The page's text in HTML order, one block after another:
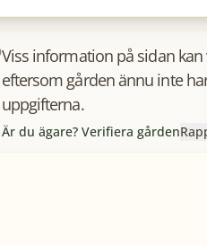
Viss information på sidan kan
eftersom gården ännu inte
uppgifterna.
Är du ägare? Verifiera gården